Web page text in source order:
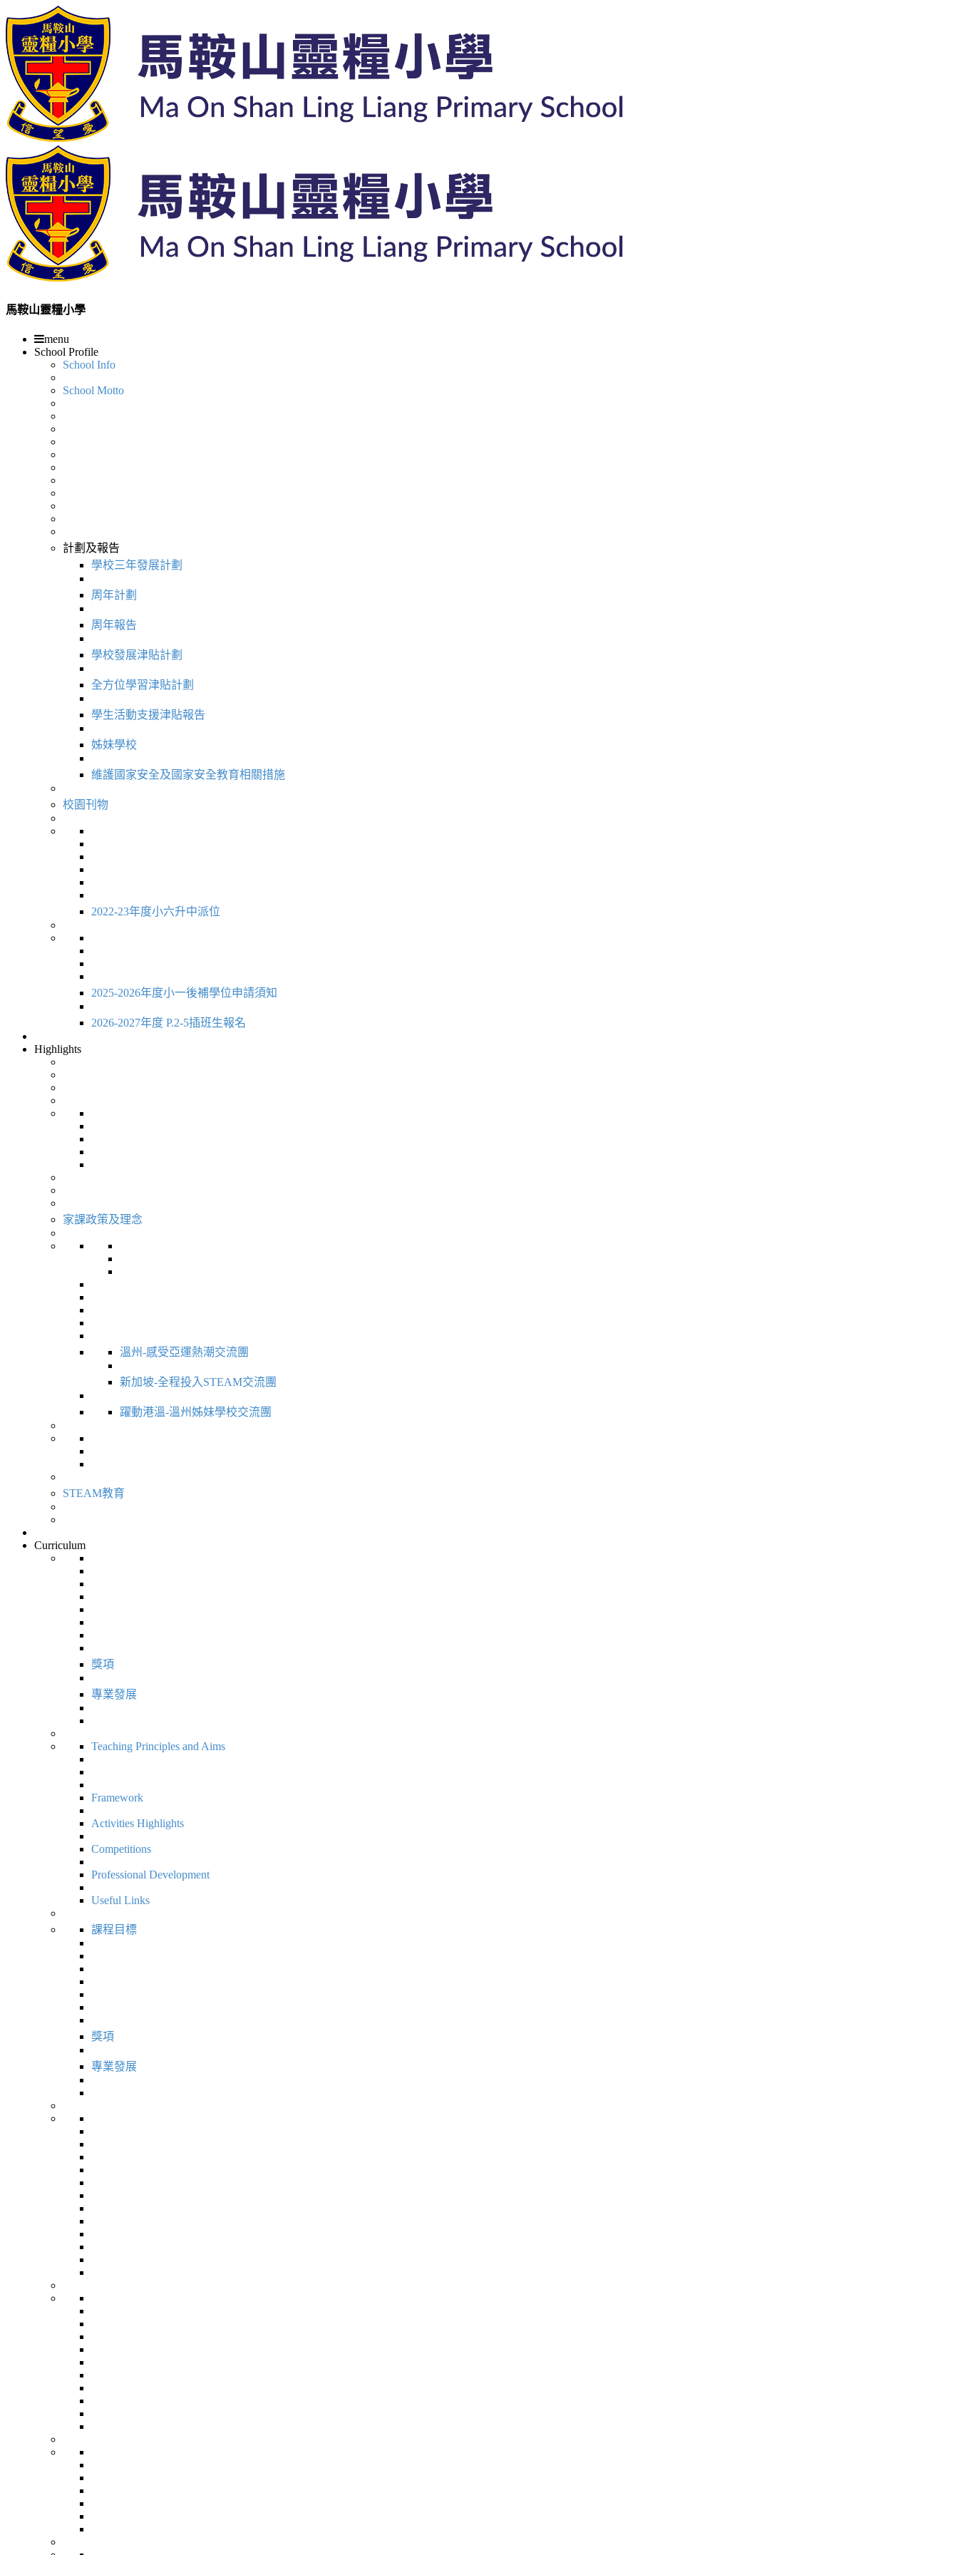
馬鞍山靈糧小學
menu
School Profile
School Info
School Motto
計劃及報告
學校三年發展計劃
周年計劃
周年報告
學校發展津貼計劃
全方位學習津貼計劃
學生活動支援津貼報告
姊妹學校
維護國家安全及國家安全教育相關措施
校園刊物
2022-23年度小六升中派位
2025-2026年度小一後補學位申請須知
2026-2027年度 P.2-5插班生報名
Highlights
家課政策及理念
溫州-感受亞運熱潮交流團
新加坡-全程投入STEAM交流團
躍動港溫-溫州姊妹學校交流團
STEAM教育
Curriculum
獎項
專業發展
Teaching Principles and Aims
Framework
Activities Highlights
Competitions
Professional Development
Useful Links
課程目標
獎項
專業發展